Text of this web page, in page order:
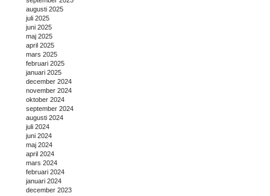
augusti 2025
juli 2025
juni 2025
maj 2025
april 2025
mars 2025
februari 2025
januari 2025
december 2024
november 2024
oktober 2024
september 2024
augusti 2024
juli 2024
juni 2024
maj 2024
april 2024
mars 2024
februari 2024
januari 2024
december 2023